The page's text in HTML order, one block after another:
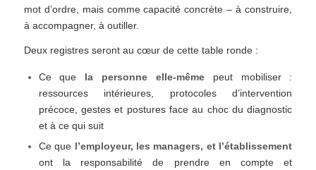
mot d’ordre, mais comme capacité concrète – à construire,
à accompagner, à outiller.
Deux registres seront au cœur de cette table ronde :
Ce que la personne elle-mêmepeut mobiliser :
ressources intérieures, protocoles d’intervention
précoce, gestes et postures face au choc du diagnostic
et à ce qui suit
Ce que l’employeur, les managers, et l’établissement
ont la responsabilité de prendre en compte et